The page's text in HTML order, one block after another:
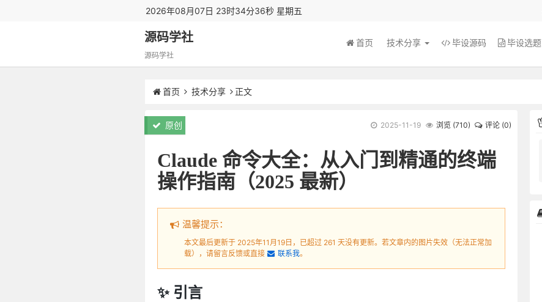
2026年08月07日 23时34分37秒 星期五
源码学社
源码学社
首页 技术分享 毕设源码 毕设选题
首页 技术分享 正文
原创 2025-11-19 浏览 (710) 评论 (0)
Claude 命令大全：从入门到精通的终端
操作指南（2025 最新）
温馨提示：
本文最后更新于 2025年11月19日，已超过 261 天没有更新。若文章内的图片失效（无法正常加
载），请留言反馈或直接
联系我。
✨ 引言